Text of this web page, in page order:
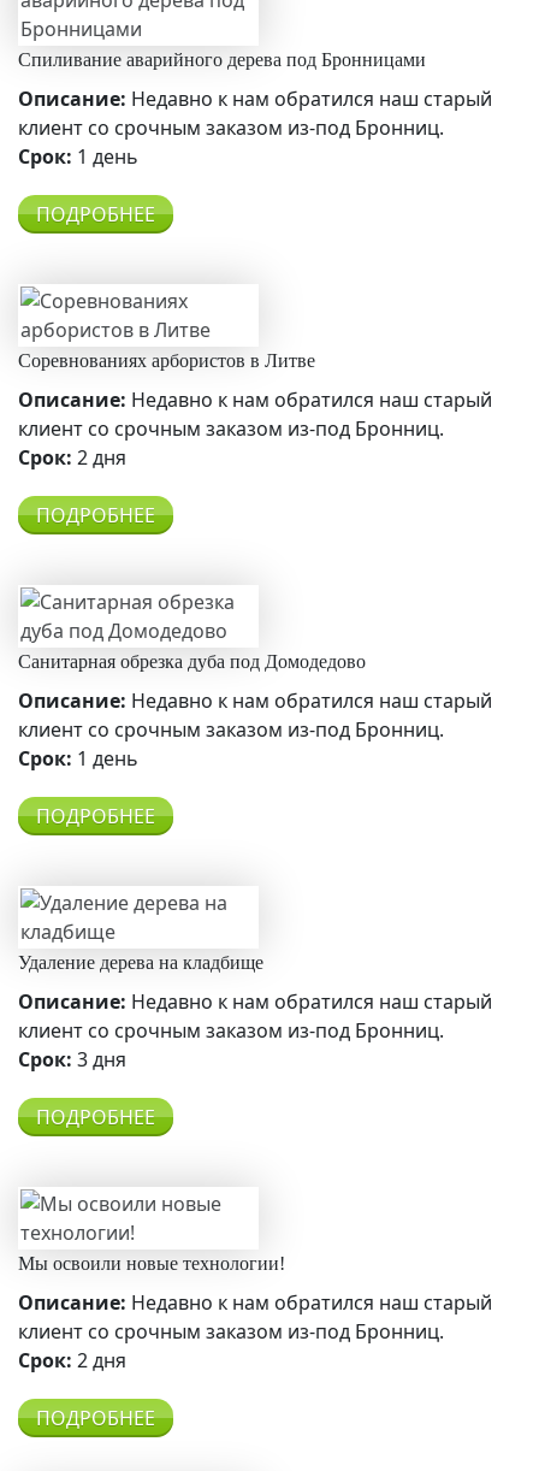
Спиливание аварийного дерева под Бронницами
Описание: Недавно к нам обратился наш старый
клиент со срочным заказом из-под Бронниц.
Срок: 1 день
ПОДРОБНЕЕ
Соревнованиях арбористов в Литве
Описание: Недавно к нам обратился наш старый
клиент со срочным заказом из-под Бронниц.
Срок: 2 дня
ПОДРОБНЕЕ
Санитарная обрезка дуба под Домодедово
Описание: Недавно к нам обратился наш старый
клиент со срочным заказом из-под Бронниц.
Срок: 1 день
ПОДРОБНЕЕ
Удаление дерева на кладбище
Описание: Недавно к нам обратился наш старый
клиент со срочным заказом из-под Бронниц.
Срок: 3 дня
ПОДРОБНЕЕ
Мы освоили новые технологии!
Описание: Недавно к нам обратился наш старый
клиент со срочным заказом из-под Бронниц.
Срок: 2 дня
ПОДРОБНЕЕ